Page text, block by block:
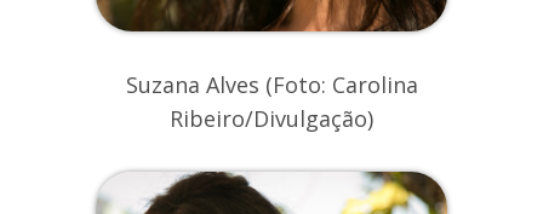
Suzana Alves (Foto: Carolina
Ribeiro/Divulgação)